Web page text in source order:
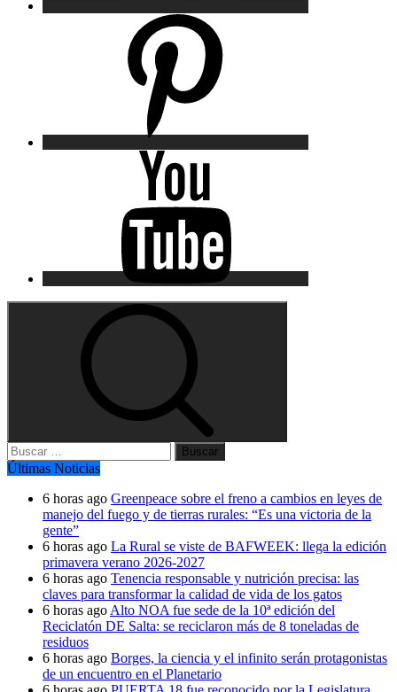
Buscar:
Últimas Noticias
6 horas ago Greenpeace sobre el freno a cambios en leyes de
manejo del fuego y de tierras rurales: “Es una victoria de la
gente”
6 horas ago La Rural se viste de BAFWEEK: llega la edición
primavera verano 2026-2027
6 horas ago Tenencia responsable y nutrición precisa: las
claves para transformar la calidad de vida de los gatos
6 horas ago Alto NOA fue sede de la 10ª edición del
Reciclatón DE Salta: se reciclaron más de 8 toneladas de
residuos
6 horas ago Borges, la ciencia y el infinito serán protagonistas
de un encuentro en el Planetario